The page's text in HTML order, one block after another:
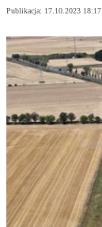
Publikacja: 17.10.2023 18:17